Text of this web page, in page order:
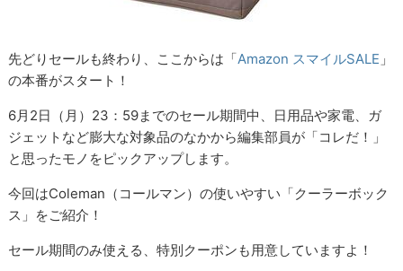
先どりセールも終わり、ここからは「Amazon スマイルSALE 」
の本番がスタート！
6月2日（月）23：59までのセール期間中、日用品や家電、ガ
ジェットなど膨大な対象品のなかから編集部員が「コレだ！」
と思ったモノをピックアップします。
今回はColeman（コールマン）の使いやすい「クーラーボック
ス」をご紹介！
セール期間のみ使える、特別クーポンも用意していますよ！